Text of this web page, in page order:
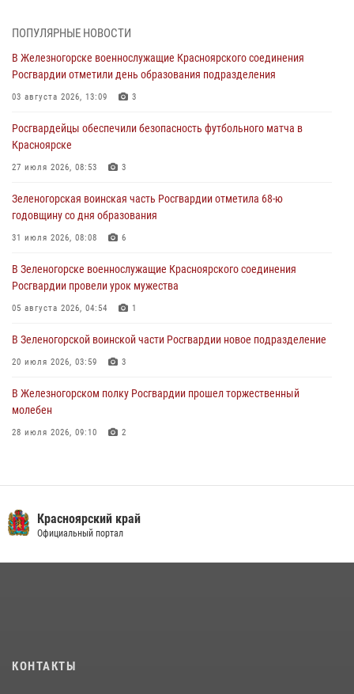
05 августа 2026, 04:52 1
В Красноярске сотрудники вневедомственной охраны Росгвардии
задержали подозреваемого в серии краж из гипермаркета
04 августа 2026, 09:57
Сотрудники Росгвардии обеспечили общественный порядок во
время проведения экстремального заплыва в Дудинке
04 августа 2026, 08:36
В Красноярске сотрудники Росгвардии задержали подозреваемого
в серии краж из супермаркета
04 августа 2026, 06:50
Военнослужащие Красноярского соединения Росгвардии
познакомили отдыхающих детей с тонкостями РХБ защиты
03 августа 2026, 13:12 2
ПОПУЛЯРНЫЕ НОВОСТИ
В Железногорске военнослужащие Красноярского соединения
Росгвардии отметили день образования подразделения
03 августа 2026, 13:09 3
Росгвардейцы обеспечили безопасность футбольного матча в
Красноярске
27 июля 2026, 08:53 3
Зеленогорская воинская часть Росгвардии отметила 68-ю
годовщину со дня образования
31 июля 2026, 08:08 6
В Зеленогорске военнослужащие Красноярского соединения
Росгвардии провели урок мужества
05 августа 2026, 04:54 1
В Зеленогорской воинской части Росгвардии новое подразделение
20 июля 2026, 03:59 3
В Железногорском полку Росгвардии прошел торжественный
молебен
28 июля 2026, 09:10 2
10 июля 2026, 06:18 4
Военнослужащие Росгвардии железногорской воинской части
Росгвардии получили штатное вооружение
10 июля 2026, 06:21
Красноярский край
Официальный портал
КОНТАКТЫ